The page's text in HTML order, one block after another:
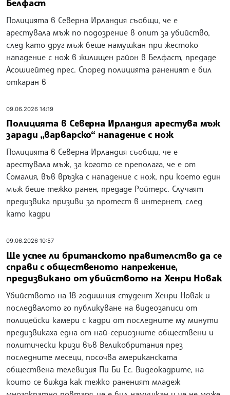
Белфаст
Полицията в Северна Ирландия съобщи, че е
арестувала мъж по подозрение в опит за убийство,
след като друг мъж беше намушкан при жестоко
нападение с нож в жилищен район в Белфаст, предаде
Асошиейтед прес. Според полицията раненият е бил
откаран в
09.06.2026 14:19
Полицията в Северна Ирландия арестува мъж
заради „варварско“ нападение с нож
Полицията в Северна Ирландия съобщи, че е
арестувала мъж, за когото се преполага, че е от
Сомалия, във връзка с нападение с нож, при което един
мъж беше тежко ранен, предаде Ройтерс. Случаят
предизвика призиви за протест в интернет, след
като кадри
09.06.2026 10:57
Ще успее ли британското правителство да се
справи с общественото напрежение,
предизвикано от убийството на Хенри Новак
Убийството на 18-годишния студент Хенри Новак и
последвалото го публикуване на видеозаписи от
полицейски камери с кадри от последните му минути
предизвикаха една от най-сериозните обществени и
политически кризи във Великобритания през
последните месеци, посочва американската
обществена телевизия Пи Би Ес. Видеокадрите, на
които се вижда как тежко раненият младеж